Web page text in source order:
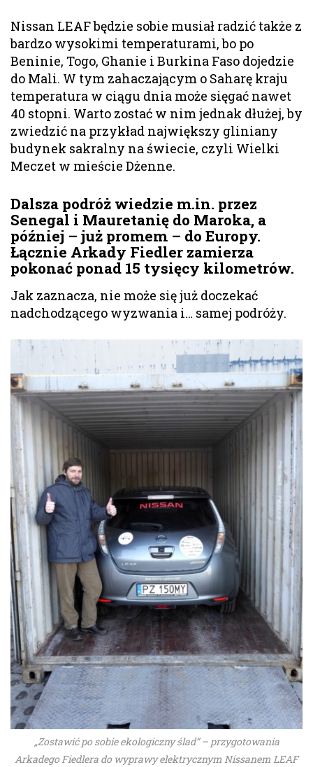
Nissan LEAF będzie sobie musiał radzić także z
bardzo wysokimi temperaturami, bo po
Beninie, Togo, Ghanie i Burkina Faso dojedzie
do Mali. W tym zahaczającym o Saharę kraju
temperatura w ciągu dnia może sięgać nawet
40 stopni. Warto zostać w nim jednak dłużej, by
zwiedzić na przykład największy gliniany
budynek sakralny na świecie, czyli Wielki
Meczet w mieście Dżenne.
Dalsza podróż wiedzie m.in. przez
Senegal i Mauretanię do Maroka, a
później – już promem – do Europy.
Łącznie Arkady Fiedler zamierza
pokonać ponad 15 tysięcy kilometrów.
Jak zaznacza, nie może się już doczekać
nadchodzącego wyzwania i… samej podróży.
„Zostawić po sobie ekologiczny ślad” – przygotowania
Arkadego Fiedlera do wyprawy elektrycznym Nissanem LEAF